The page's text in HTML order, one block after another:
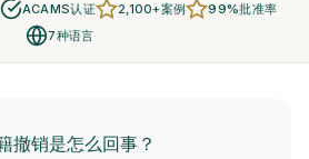
ACAMS认证 2,100+案例
99%批准率
7种语言
撤销是怎么回事？